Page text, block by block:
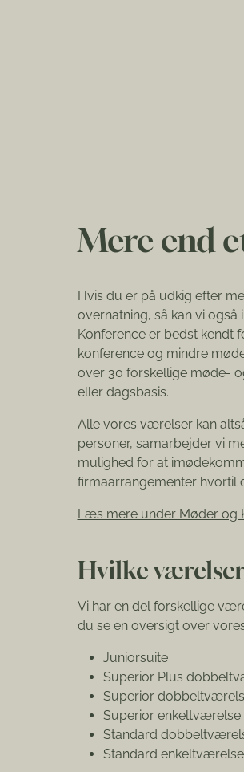
Mere end
Hvis du er på udkig efter
overnatning, så kan vi
Konference er bedst kendt
konference og mindre
over 30 forskellige møde-
eller dagsbasis.
Alle vores værelser kan
personer, samarbejder vi
mulighed for at
firmaarrangementer hvortil
Læs mere under Møder og
Hvilke
Vi har en del forskellige
du se en oversigt over
Juniorsuite
Superior Plus
Superior
Superior enkeltværelse
Standard
Standard enkeltværelse